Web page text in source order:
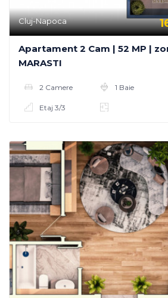
Cluj-Napoca
Apartament 2 Cam | 52 MP |
MARASTI
2 Camere 1 Baie
Etaj 3/3